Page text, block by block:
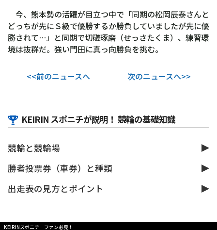
今、熊本勢の活躍が目立つ中で「同期の松岡辰泰さんと
どっちが先にＳ級で優勝するか勝負していましたが先に優
勝されて…」と同期で切磋琢磨（せっさたくま）、練習環
境は抜群だ。強い門田に真っ向勝負を挑む。
<<前のニュースへ 次のニュースへ>>
KEIRIN スポニチが説明！ 競輪の基礎知識
競輪と競輪場
勝者投票券（車券）と種類
出走表の見方とポイント
KEIRINスポニチ ファン必見！